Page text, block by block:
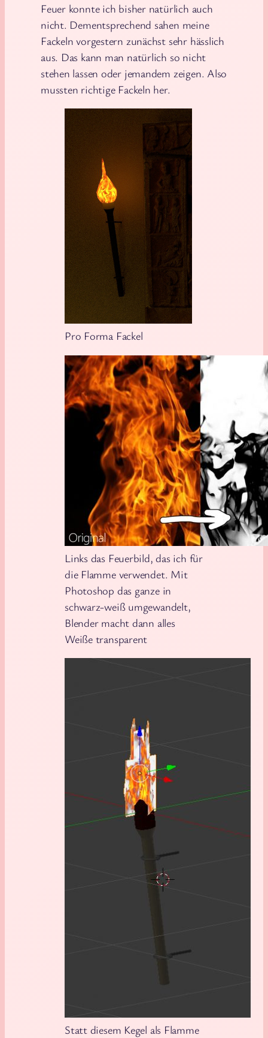
Feuer konnte ich bisher natürlich auch
nicht. Dementsprechend sahen meine
Fackeln vorgestern zunächst sehr hässlich
aus. Das kann man natürlich so nicht
stehen lassen oder jemandem zeigen. Also
mussten richtige Fackeln her.
Pro Forma Fackel
Links das Feuerbild, das ich für
die Flamme verwendet. Mit
Photoshop das ganze in
schwarz-weiß umgewandelt,
Blender macht dann alles
Weiße transparent
Statt diesem Kegel als Flamme